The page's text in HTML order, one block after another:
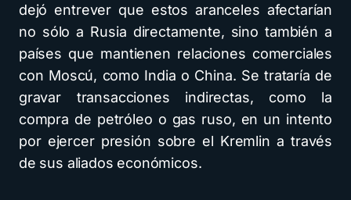
dejó entrever que estos aranceles afectarían
no sólo a Rusia directamente, sino también a
países que mantienen relaciones comerciales
con Moscú, como India o China. Se trataría de
gravar transacciones indirectas, como la
compra de petróleo o gas ruso, en un intento
por ejercer presión sobre el Kremlin a través
de sus aliados económicos.